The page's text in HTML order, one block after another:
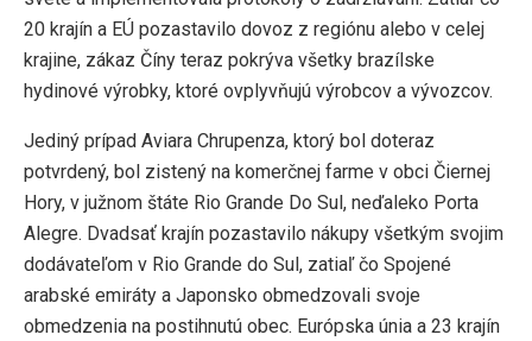
20 krajín a EÚ pozastavilo dovoz z regiónu alebo v celej
krajine, zákaz Číny teraz pokrýva všetky brazílske
hydinové výrobky, ktoré ovplyvňujú výrobcov a vývozcov.
Jediný prípad Aviara Chrupenza, ktorý bol doteraz
potvrdený, bol zistený na komerčnej farme v obci Čiernej
Hory, v južnom štáte Rio Grande Do Sul, neďaleko Porta
Alegre. Dvadsať krajín pozastavilo nákupy všetkým svojim
dodávateľom v Rio Grande do Sul, zatiaľ čo Spojené
arabské emiráty a Japonsko obmedzovali svoje
obmedzenia na postihnutú obec. Európska únia a 23 krajín